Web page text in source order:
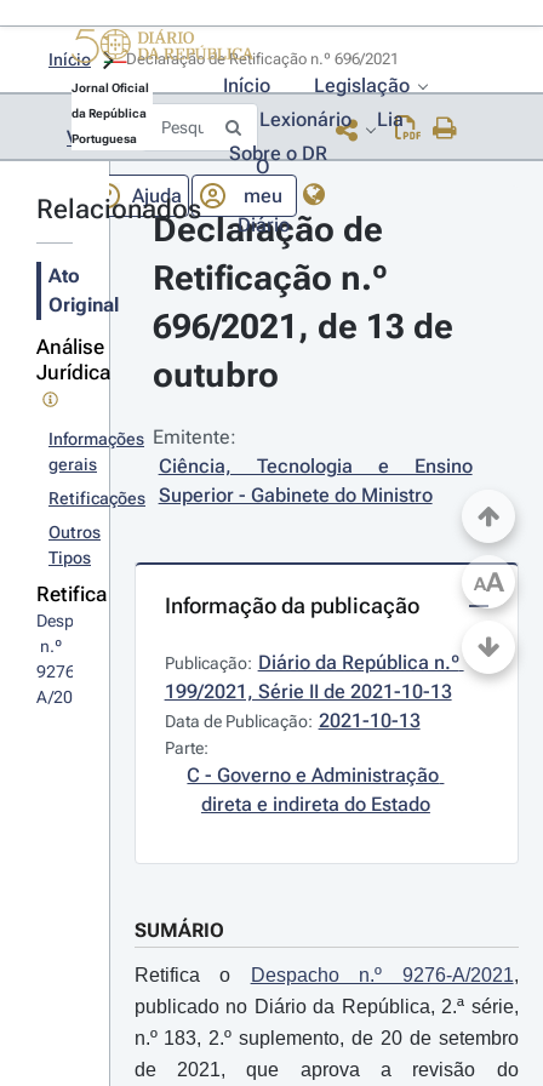
Jornal Oficial
da República
Portuguesa
Início
Legislação
Lexionário
Lia
Sobre o DR
Ajuda
O
meu
Diário
Início
Voltar
Relacionados
Ato
Original
Análise
Jurídica
Informações
gerais
Retificações
Outros
Tipos
Retifica
Despacho
n.º
9276-
A/2021
Declaração de
Retificação n.º
696/2021, de 13 de
outubro
Emitente:
Ciência, Tecnologia e Ensino
Superior - Gabinete do Ministro
Informação da publicação
Publicação: Diário da República n.º
199/2021, Série II de 2021-10-13
Data de Publicação: 2021-10-13
Parte:
C - Governo e Administração
direta e indireta do Estado
SUMÁRIO
Retifica o Despacho n.º 9276-A/2021,
publicado no Diário da República, 2.ª série,
n.º 183, 2.º suplemento, de 20 de setembro
de 2021, que aprova a revisão do
AA